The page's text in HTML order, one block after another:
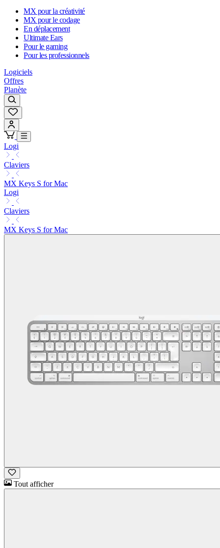
MX pour la créativité
MX pour le codage
En déplacement
Ultimate Ears
Pour le gaming
Pour les professionnels
Logiciels
Offres
Planète
Logi
Claviers
MX Keys S for Mac
Logi
Claviers
MX Keys S for Mac
Tout afficher